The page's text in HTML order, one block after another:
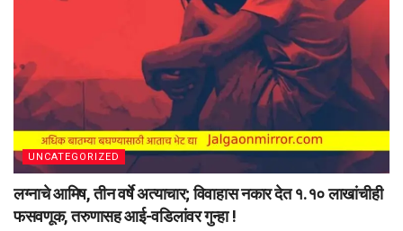
UNCATEGORIZED
लग्नाचे आमिष, तीन वर्षे अत्याचार; विवाहास नकार देत १.१० लाखांचीही
फसवणूक, तरुणासह आई-वडिलांवर गुन्हा !